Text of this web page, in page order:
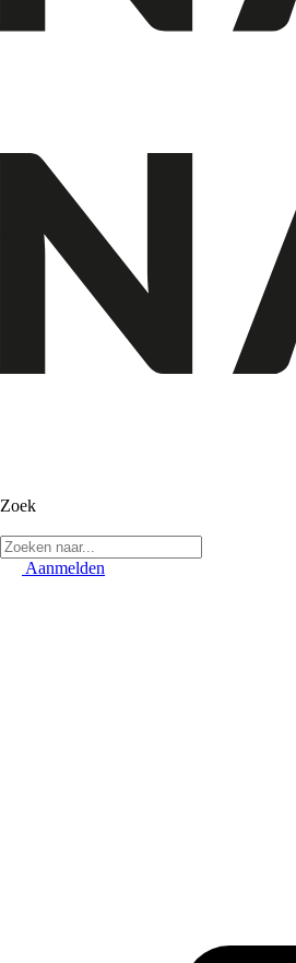
Zoek
Aanmelden